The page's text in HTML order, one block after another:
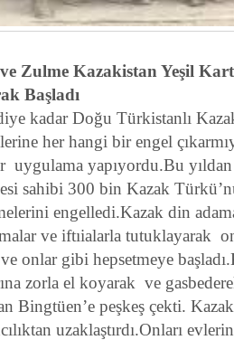
Zulme Kazakistan Yeşil
Başladı
kadar Doğu Türkistanlı
her hangi bir engel
uygulama yapıyordu.Bu
sahibi 300 bin Kazak
engelledi.Kazak din
ve iftıialarla tutuklayarak
onlar gibi hepsetmeye
zorla el koyarak ve
Bingtüen’e peşkeş çekti.
uzaklaştırdı.Onları